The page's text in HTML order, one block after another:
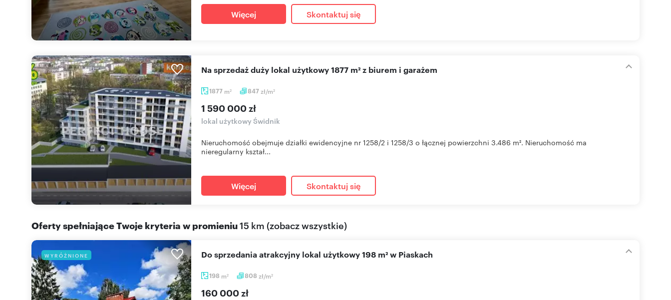
Więcej Skontaktuj się
1877 m2 847zł/m2
Na sprzedaż duży lokal użytkowy 1877 m² z biurem i garażem
1 590 000 zł
lokal użytkowy Świdnik
Nieruchomość obejmuje działki ewidencyjne nr 1258/2 i 1258/3 o łącznej powierzchni 3.486 m². Nieruchomość ma
nieregularny kształ...
Więcej Skontaktuj się
Oferty spełniające Twoje kryteria w promieniu15 km (zobacz wszystkie)
WYRÓŻNIONE
198 m2 808 zł/m2
Do sprzedania atrakcyjny lokal użytkowy 198 m² w Piaskach
160 000 zł